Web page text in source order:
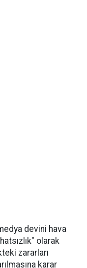
devini hava
olarak
zararları
karar